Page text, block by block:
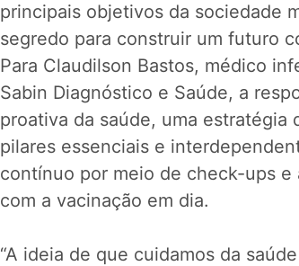
principais objetivos da sociedade
segredo para construir um futuro
Para Claudilson Bastos, médico
Sabin Diagnóstico e Saúde, a
proativa da saúde, uma estratégia
pilares essenciais e
contínuo por meio de check-ups e
com a vacinação em dia.
“A ideia de que cuidamos da